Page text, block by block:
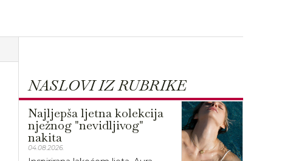
NASLOVI IZ RUBRIKE
Najljepša ljetna kolekcija
nježnog "nevidljivog"
nakita
04.08.2026.